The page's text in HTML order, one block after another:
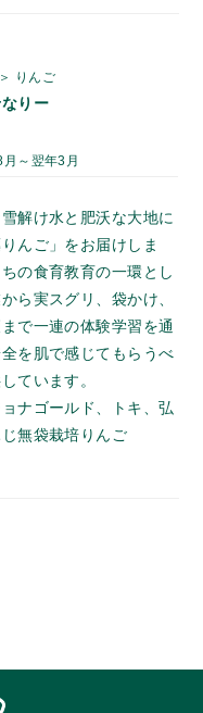
りんご
りー
月～翌年3月
解け水と肥沃な大地に
んご」をお届けしま
の食育教育の一環とし
ら実スグリ、袋かけ、
で一連の体験学習を通
を肌で感じてもらうべ
ています。
ナゴールド、トキ、弘
無袋栽培りんご